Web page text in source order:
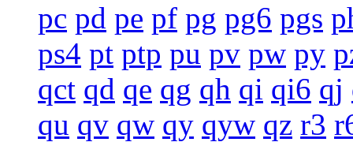
pc pd pe pf pg pg6 pgs
ps4 pt ptp pu pv pw py
qct qd qe qg qh qi qi6 qj
qu qv qw qy qyw qz r3